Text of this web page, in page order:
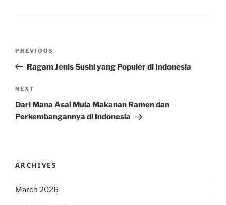
Previous
Post
PREVIOUS
Ragam Jenis Sushi yang Populer di Indonesia
Next
Post
NEXT
Dari Mana Asal Mula Makanan Ramen dan
Perkembangannya di Indonesia
ARCHIVES
March 2026